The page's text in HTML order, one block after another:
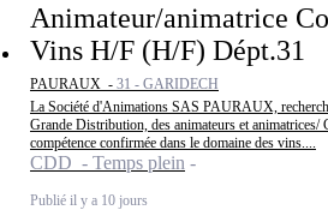
Animateur/animatrice
Vins H/F (H/F) Dépt.31
PAURAUX - 31 - GARIDECH
La Société d'Animations SAS PAURAUX,
Grande Distribution, des animateurs et animatrices/
compétence confirmée dans le domaine des vins....
CDD - Temps plein
Publié il y a 10 jours